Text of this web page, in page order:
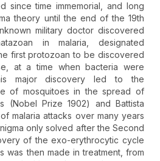
since time immemorial, and long
theory until the end of the 19th
military doctor discovered
in malaria, designated
first protozoan to be discovered
at a time when bacteria were
major discovery led to the
of mosquitoes in the spread of
(Nobel Prize 1902) and Battista
malaria attacks over many years
only solved after the Second
of the exo-erythrocytic cycle
was then made in treatment, from